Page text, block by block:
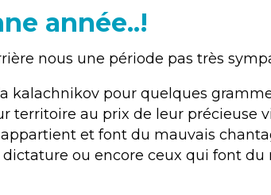
année..!
nous une période pas très
kalachnikov pour quelques
territoire au prix de leur précieuse
et font du mauvais
ou encore ceux qui font du